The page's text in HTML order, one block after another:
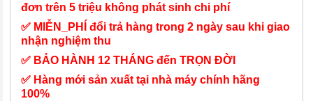
đơn trên 5 triệu không phát sinh chi phí
✅ MIỄN_PHÍ đổi trả hàng trong 2 ngày sau khi giao
nhận nghiệm thu
✅ BẢO HÀNH 12 THÁNG đến TRỌN ĐỜI
✅ Hàng mới sản xuất tại nhà máy chính hãng
100%